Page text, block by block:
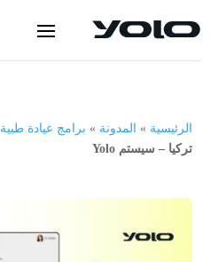
الرئيسية » المدونة » برامج عيادة طبية
تركيا – سيستم Yolo